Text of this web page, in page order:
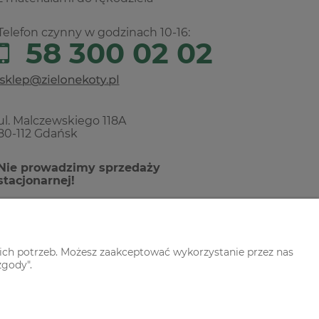
czynny w godzinach 10-16:
58 300 02 02
Malczewskiego 118A
112 Gdańsk
prowadzimy sprzedaży
potrzeb. Możesz zaakceptować wykorzystanie przez nas